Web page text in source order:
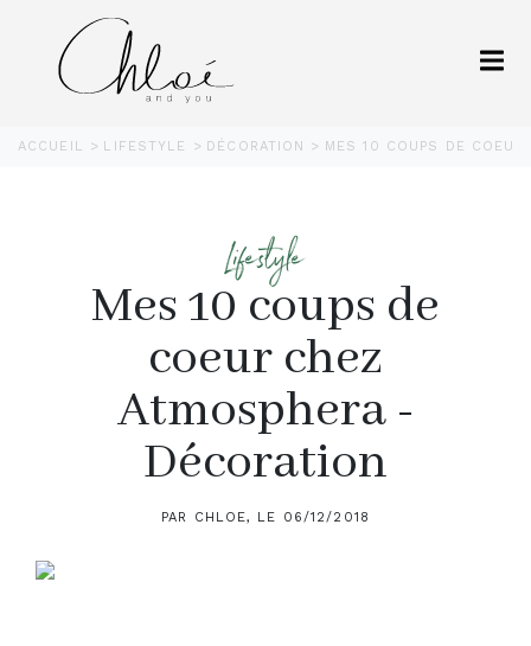
ACCUEIL LIFESTYLE DÉCORATION MES 10 COUPS DE
Lifestyle
Mes 10 coups de
coeur chez
Atmosphera -
Décoration
PAR CHLOE, LE 06/12/2018